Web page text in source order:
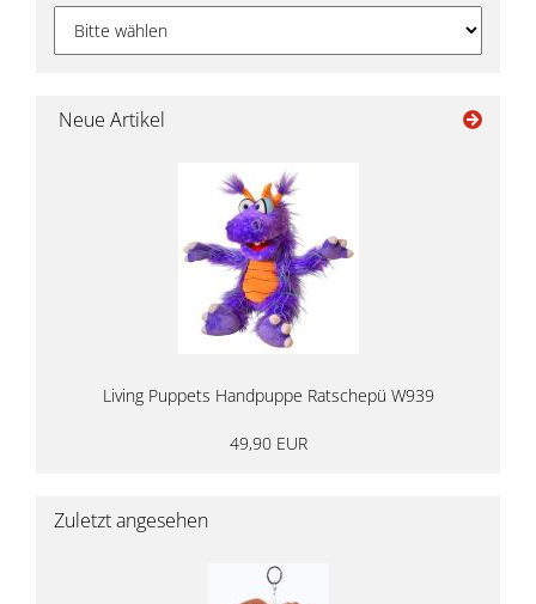
Neue Artikel
Living Puppets Handpuppe Ratschepü W939
49,90 EUR
Zuletzt angesehen